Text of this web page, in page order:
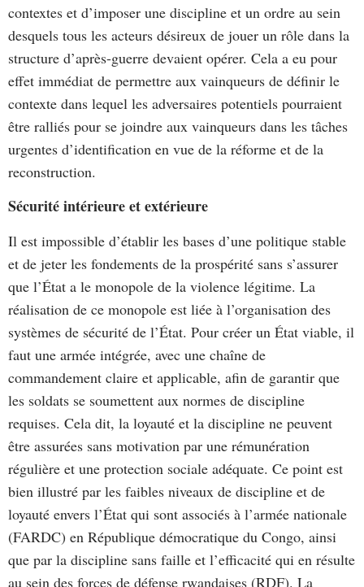
contextes et d’imposer une discipline et un ordre au sein
desquels tous les acteurs désireux de jouer un rôle dans la
structure d’après-guerre devaient opérer. Cela a eu pour
effet immédiat de permettre aux vainqueurs de définir le
contexte dans lequel les adversaires potentiels pourraient
être ralliés pour se joindre aux vainqueurs dans les tâches
urgentes d’identification en vue de la réforme et de la
reconstruction.
Sécurité intérieure et extérieure
Il est impossible d’établir les bases d’une politique stable
et de jeter les fondements de la prospérité sans s’assurer
que l’État a le monopole de la violence légitime. La
réalisation de ce monopole est liée à l’organisation des
systèmes de sécurité de l’État. Pour créer un État viable, il
faut une armée intégrée, avec une chaîne de
commandement claire et applicable, afin de garantir que
les soldats se soumettent aux normes de discipline
requises. Cela dit, la loyauté et la discipline ne peuvent
être assurées sans motivation par une rémunération
régulière et une protection sociale adéquate. Ce point est
bien illustré par les faibles niveaux de discipline et de
loyauté envers l’État qui sont associés à l’armée nationale
(FARDC) en République démocratique du Congo, ainsi
que par la discipline sans faille et l’efficacité qui en résulte
au sein des forces de défense rwandaises (RDF). La